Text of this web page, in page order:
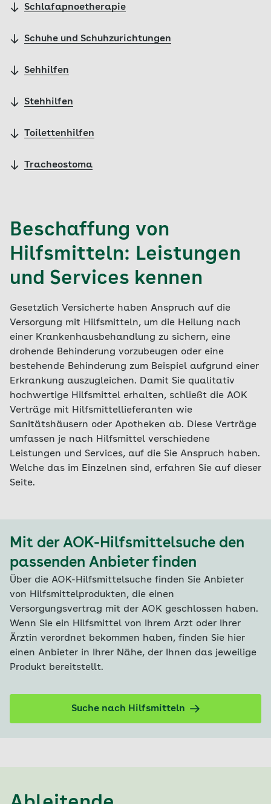
Schlafapnoetherapie
Schuhe und Schuhzurichtungen
Sehhilfen
Stehhilfen
Toilettenhilfen
Tracheostoma
Beschaffung von
Hilfsmitteln: Leistungen
und Services kennen
Gesetzlich Versicherte haben Anspruch auf die
Versorgung mit Hilfsmitteln, um die Heilung nach
einer Krankenhausbehandlung zu sichern, eine
drohende Behinderung vorzubeugen oder eine
bestehende Behinderung zum Beispiel aufgrund einer
Erkrankung auszugleichen. Damit Sie qualitativ
hochwertige Hilfsmittel erhalten, schließt die AOK
Verträge mit Hilfsmittellieferanten wie
Sanitätshäusern oder Apotheken ab. Diese Verträge
umfassen je nach Hilfsmittel verschiedene
Leistungen und Services, auf die Sie Anspruch haben.
Welche das im Einzelnen sind, erfahren Sie auf dieser
Seite.
Mit der AOK-Hilfsmittelsuche den
passenden Anbieter finden
Über die AOK-Hilfsmittelsuche finden Sie Anbieter
von Hilfsmittelprodukten, die einen
Versorgungsvertrag mit der AOK geschlossen haben.
Wenn Sie ein Hilfsmittel von Ihrem Arzt oder Ihrer
Ärztin verordnet bekommen haben, finden Sie hier
einen Anbieter in Ihrer Nähe, der Ihnen das jeweilige
Produkt bereitstellt.
Suche nach Hilfsmitteln